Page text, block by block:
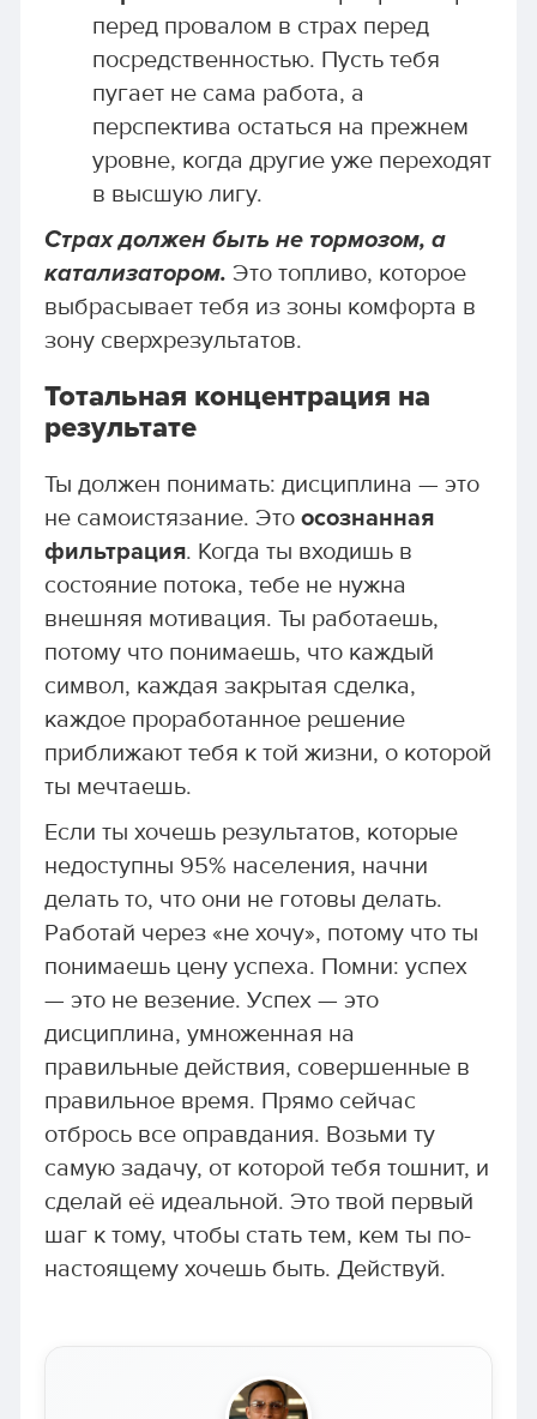
перед провалом в страх перед
посредственностью. Пусть тебя
пугает не сама работа, а
перспектива остаться на прежнем
уровне, когда другие уже переходят
в высшую лигу.
Страх должен быть не тормозом, а
катализатором. Это топливо, которое
выбрасывает тебя из зоны комфорта в
зону сверхрезультатов.
Тотальная концентрация на
результате
Ты должен понимать: дисциплина — это
не самоистязание. Это осознанная
фильтрация. Когда ты входишь в
состояние потока, тебе не нужна
внешняя мотивация. Ты работаешь,
потому что понимаешь, что каждый
символ, каждая закрытая сделка,
каждое проработанное решение
приближают тебя к той жизни, о которой
ты мечтаешь.
Если ты хочешь результатов, которые
недоступны 95% населения, начни
делать то, что они не готовы делать.
Работай через «не хочу», потому что ты
понимаешь цену успеха. Помни: успех
— это не везение. Успех — это
дисциплина, умноженная на
правильные действия, совершенные в
правильное время. Прямо сейчас
отбрось все оправдания. Возьми ту
самую задачу, от которой тебя тошнит, и
сделай её идеальной. Это твой первый
шаг к тому, чтобы стать тем, кем ты по-
настоящему хочешь быть. Действуй.